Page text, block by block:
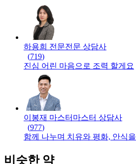
하용희 전문전문 상담사
(719)
진심 어린 마음으로 조력 할게요
이봉재 마스터 마스터 상담사
(977)
함께 나누며 치유와 평화, 안식을
비슷한 약